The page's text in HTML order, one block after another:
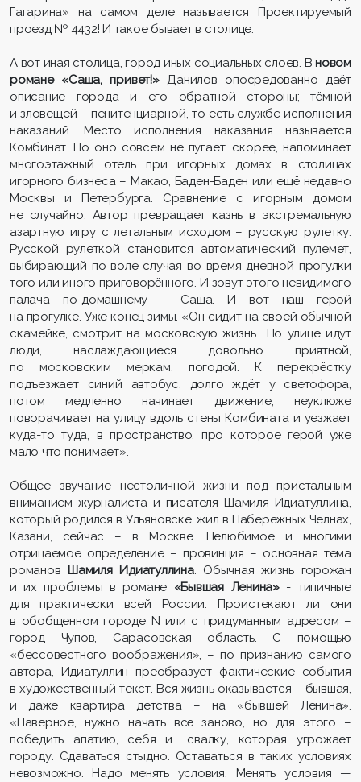
Гагарина» на самом деле называется Проектируемый
проезд № 4432! И такое бывает в столице.
А вот иная столица, город иных социальных слоев. Вновом
романе «Саша, привет!»Данилов опосредованно даёт
описание города и его обратной стороны; тёмной
и зловещей – пенитенциарной, то есть службе исполнения
наказаний. Место исполнения наказания называется
Комбинат. Но оно совсем не пугает, скорее, напоминает
многоэтажный отель при игорных домах в столицах
игорного бизнеса – Макао, Баден-Баден или ещё недавно
Москвы и Петербурга. Сравнение с игорным домом
не случайно. Автор превращает казнь в экстремальную
азартную игру с летальным исходом – русскую рулетку.
Русской рулеткой становится автоматический пулемет,
выбирающий по воле случая во время дневной прогулки
того или иного приговорённого. И зовут этого невидимого
палача по-домашнему – Саша. И вот наш герой
на прогулке. Уже конец зимы. «Он сидит на своей обычной
скамейке, смотрит на московскую жизнь… По улице идут
люди, наслаждающиеся довольно приятной,
по московским меркам, погодой. К перекрёстку
подъезжает синий автобус, долго ждёт у светофора,
потом медленно начинает движение, неуклюже
поворачивает на улицу вдоль стены Комбината и уезжает
куда-то туда, в пространство, про которое герой уже
мало что понимает».
Общее звучание нестоличной жизни под пристальным
вниманием журналиста и писателя Шамиля Идиатуллина,
который родился в Ульяновске, жил в Набережных Челнах,
Казани, сейчас – в Москве. Нелюбимое и многими
отрицаемое определение – провинция – основная тема
романов Шамиля Идиатуллина. Обычная жизнь горожан
и их проблемы в романе «Бывшая Ленина»- типичные
для практически всей России. Проистекают ли они
в обобщенном городе N или с придуманным адресом –
город Чупов, Сарасовская область. С помощью
«бессовестного воображения», – по признанию самого
автора, Идиатуллин преобразует фактические события
в художественный текст. Вся жизнь оказывается – бывшая,
и даже квартира детства – на «бывшей Ленина».
«Наверное, нужно начать всё заново, но для этого –
победить апатию, себя и… свалку, которая угрожает
городу. Сдаваться стыдно. Оставаться в таких условиях
невозможно. Надо менять условия. Менять условия —